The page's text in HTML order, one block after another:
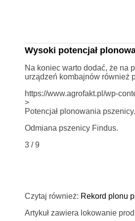
Wysoki potencjał
Na koniec warto dodać, że na
urządzeń kombajnów również
https://www.agrofakt.pl/wp-
>
Potencjał plonowania
Odmiana pszenicy Findus.
3 / 9
Czytaj również: Rekord plonu
Artykuł zawiera lokowanie